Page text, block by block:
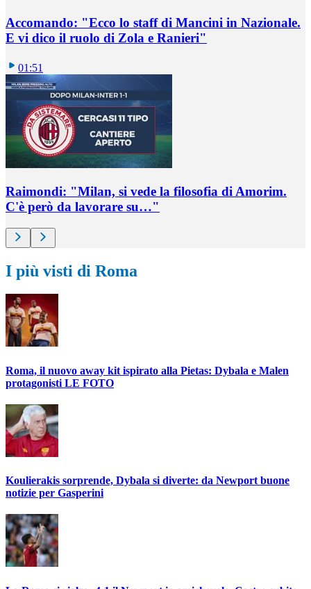
Accomando: "Ecco lo staff di Mancini in Nazionale.
E vi dico il ruolo di Zola e Ranieri"
01:51
Raimondi: "Milan, si vede la filosofia di Amorim.
C'è però da lavorare su…"
I più visti di Roma
Roma, il nuovo away kit ispirato alla Pietas: Dybala e Malen
protagonisti LE FOTO
Koulierakis sorprende, Dybala si diverte: da Newport buone
notizie per Gasperini